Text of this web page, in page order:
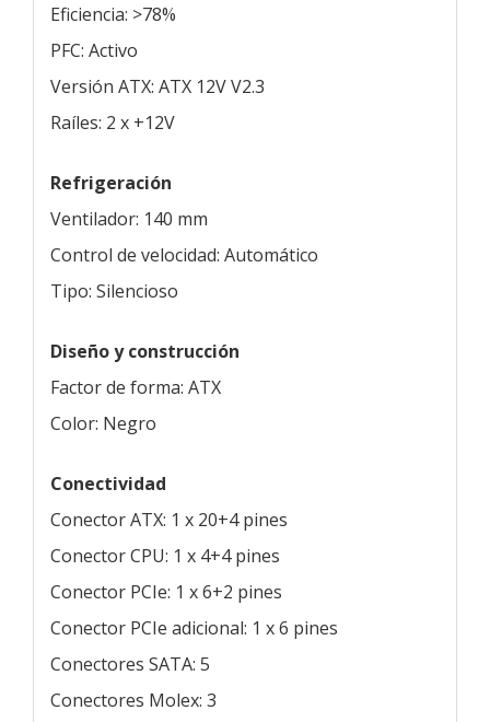
Eficiencia: >78%
PFC: Activo
Versión ATX: ATX 12V V2.3
Raíles: 2 x +12V
Refrigeración
Ventilador: 140 mm
Control de velocidad: Automático
Tipo: Silencioso
Diseño y construcción
Factor de forma: ATX
Color: Negro
Conectividad
Conector ATX: 1 x 20+4 pines
Conector CPU: 1 x 4+4 pines
Conector PCIe: 1 x 6+2 pines
Conector PCIe adicional: 1 x 6 pines
Conectores SATA: 5
Conectores Molex: 3